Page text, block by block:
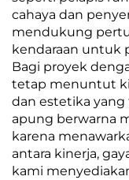
cahaya dan
mendukung
kendaraan untuk
Bagi proyek
tetap menuntut
dan estetika
apung berwarna
karena
antara kinerja,
kami